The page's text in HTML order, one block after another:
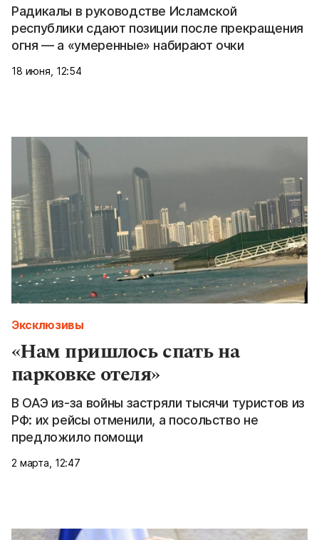
Радикалы в руководстве Исламской
республики сдают позиции после прекращения
огня — а «умеренные» набирают очки
18 июня, 12:54
Эксклюзивы
«Нам пришлось спать на
парковке отеля»
В ОАЭ из-за войны застряли тысячи туристов из
РФ: их рейсы отменили, а посольство не
предложило помощи
2 марта, 12:47